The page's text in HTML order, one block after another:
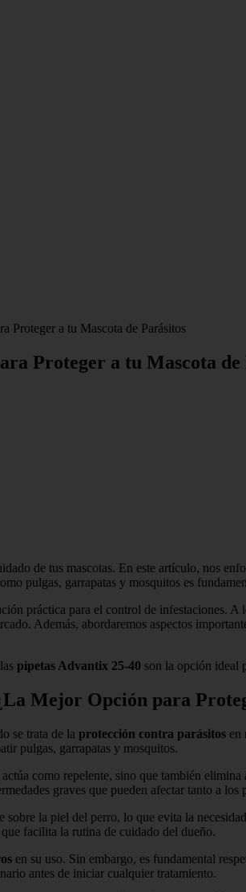
Proteger a tu Mascota de Parásitos
Proteger a tu Mascota de
de tus mascotas. En este artículo, nos
pulgas, garrapatas y mosquitos es
práctica para el control de infestaciones. A
Además, abordaremos aspectos
pipetas Advantix 25-40 son la opción ideal
Mejor Opción para
se trata de la protección contra parásitos en
pulgas, garrapatas y mosquitos.
como repelente, sino que también
graves que pueden afectar tanto a los
sobre la piel del perro, lo que evita la
facilita la rutina de cuidado del dueño.
en su uso. Sin embargo, es fundamental
antes de iniciar cualquier tratamiento.